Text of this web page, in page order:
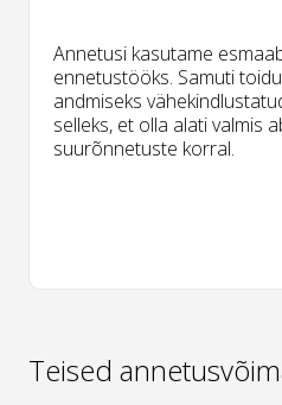
Annetusi kasutame
ennetustööks. Samuti
andmiseks
selleks, et olla alati valmis
suurõnnetuste korral.
Teised